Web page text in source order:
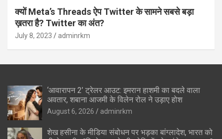
क्यों Meta’s Threads ऐप Twitter के सामने सबसे बड़ा
ख़तरा है? Twitter का अंत?
July 8, 2023 adminrkm
‘आवारापन 2’ ट्रेलर आउट: इमरान हाशमी का बदले वाला
अवतार, शबाना आजमी के विलेन रोल ने उड़ाए होश
August 6, 2026 adminrkm
शेख हसीना के मीडिया संबोधन पर भड़का बांग्लादेश, भारत को